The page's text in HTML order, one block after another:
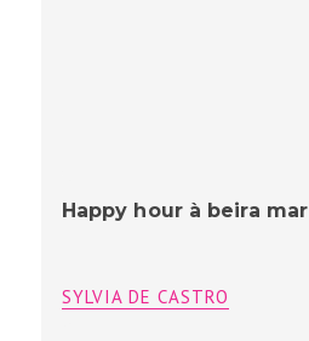
Happy hour à beira mar
SYLVIA DE CASTRO